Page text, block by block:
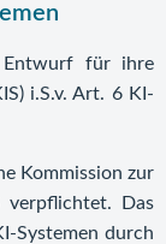
Entwurf für ihre
i.S.v. Art. 6 KI-
Kommission zur
verpflichtet. Das
Systemen durch